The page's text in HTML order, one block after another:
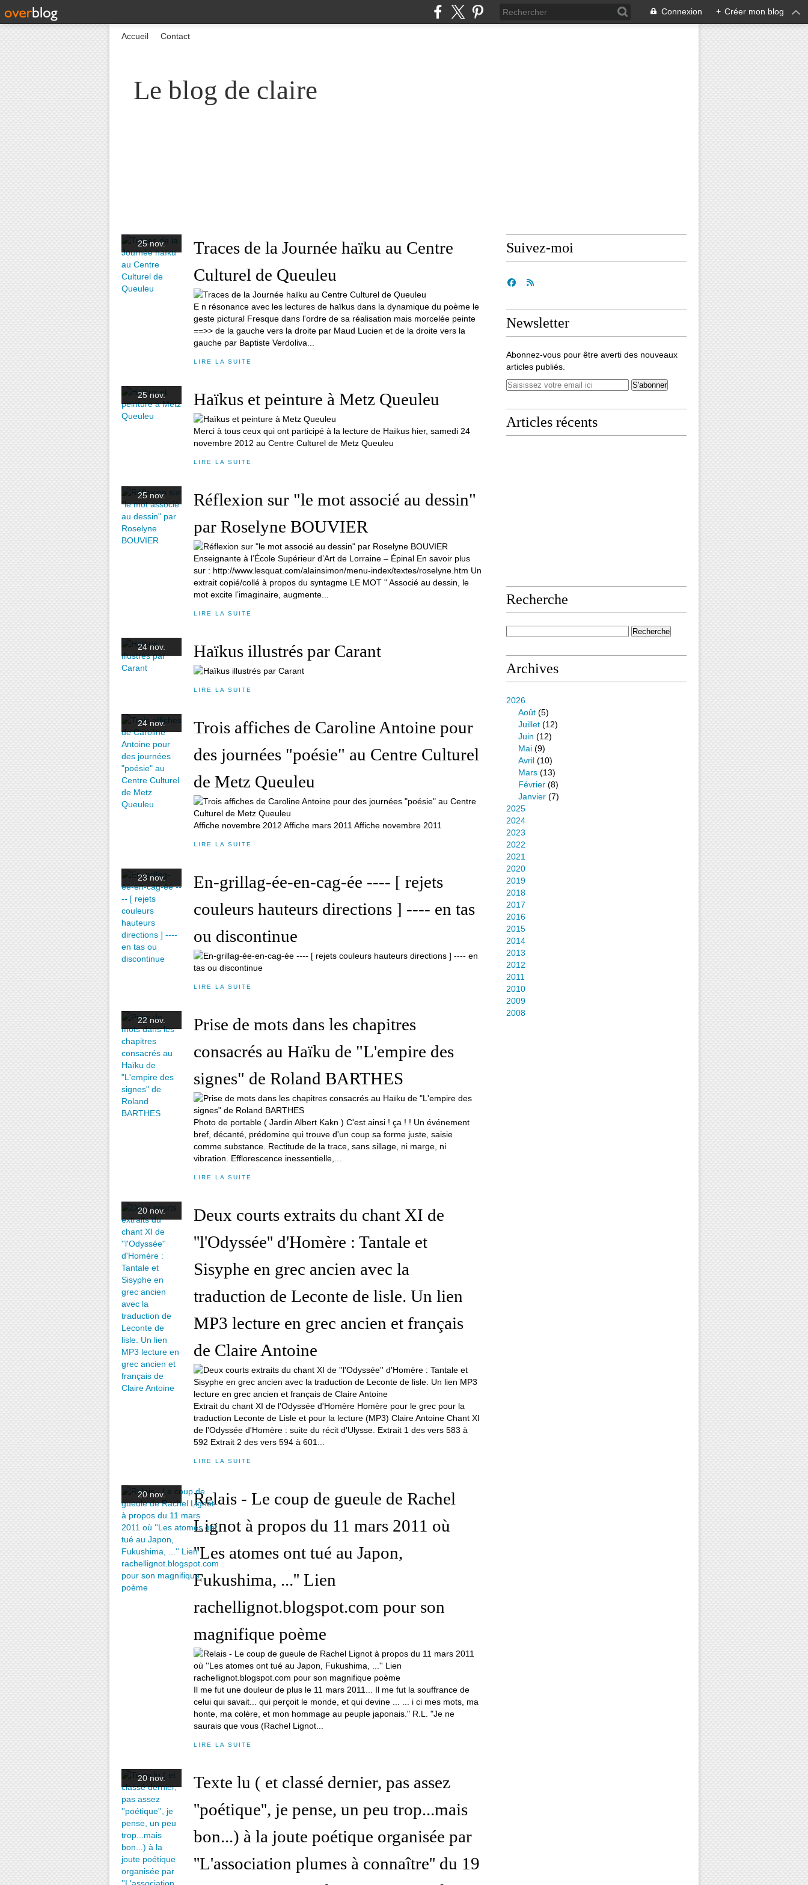
Connexion + Créer mon blog
Le blog de claire
Accueil Contact
25 nov.
Traces de la Journée haïku au Centre
Culturel de Queuleu
E n résonance avec les lectures de haïkus dans la dynamique du poème le
geste pictural Fresque dans l'ordre de sa réalisation mais morcelée peinte
==>> de la gauche vers la droite par Maud Lucien et de la droite vers la
gauche par Baptiste Verdoliva...
LIRE LA SUITE
25 nov. Haïkus et peinture à Metz Queuleu
Merci à tous ceux qui ont participé à la lecture de Haïkus hier, samedi 24
novembre 2012 au Centre Culturel de Metz Queuleu
LIRE LA SUITE
25 nov.
Réflexion sur "le mot associé au dessin"
par Roselyne BOUVIER
Enseignante à l’École Supérieur d’Art de Lorraine – Épinal En savoir plus
sur : http://www.lesquat.com/alainsimon/menu-index/textes/roselyne.htm Un
extrait copié/collé à propos du syntagme LE MOT " Associé au dessin, le
mot excite l’imaginaire, augmente...
LIRE LA SUITE
24 nov. Haïkus illustrés par Carant
LIRE LA SUITE
24 nov.
Trois affiches de Caroline Antoine pour
des journées "poésie" au Centre Culturel
de Metz Queuleu
Affiche novembre 2012 Affiche mars 2011 Affiche novembre 2011
LIRE LA SUITE
23 nov.
En-grillag-ée-en-cag-ée ---- [ rejets
couleurs hauteurs directions ] ---- en tas
ou discontinue
LIRE LA SUITE
22 nov.
Prise de mots dans les chapitres
consacrés au Haïku de "L'empire des
signes" de Roland BARTHES
Photo de portable ( Jardin Albert Kakn ) C'est ainsi ! ça ! ! Un événement
bref, décanté, prédomine qui trouve d'un coup sa forme juste, saisie
comme substance. Rectitude de la trace, sans sillage, ni marge, ni
vibration. Efflorescence inessentielle,...
LIRE LA SUITE
20 nov.
Deux courts extraits du chant XI de
''l'Odyssée'' d'Homère : Tantale et
Sisyphe en grec ancien avec la
traduction de Leconte de lisle. Un lien
MP3 lecture en grec ancien et français
de Claire Antoine
Extrait du chant XI de l'Odyssée d'Homère Homère pour le grec pour la
traduction Leconte de Lisle et pour la lecture (MP3) Claire Antoine Chant XI
de l'Odyssée d'Homère : suite du récit d'Ulysse. Extrait 1 des vers 583 à
592 Extrait 2 des vers 594 à 601...
LIRE LA SUITE
20 nov.
Relais - Le coup de gueule de Rachel
Lignot à propos du 11 mars 2011 où
''Les atomes ont tué au Japon,
Fukushima, ...'' Lien
rachellignot.blogspot.com pour son
magnifique poème
Il me fut une douleur de plus le 11 mars 2011... Il me fut la souffrance de
celui qui savait... qui perçoit le monde, et qui devine ... ... i ci mes mots, ma
honte, ma colère, et mon hommage au peuple japonais." R.L. "Je ne
saurais que vous (Rachel Lignot...
LIRE LA SUITE
20 nov.
Texte lu ( et classé dernier, pas assez
''poétique'', je pense, un peu trop...mais
bon...) à la joute poétique organisée par
''L'association plumes à connaître'' du 19
Suivez-moi
Newsletter
Abonnez-vous pour être averti des nouveaux
articles publiés.
Articles récents
Recherche
Archives
2026
Août (5)
Juillet (12)
Juin (12)
Mai (9)
Avril (10)
Mars (13)
Février (8)
Janvier (7)
2025
2024
2023
2022
2021
2020
2019
2018
2017
2016
2015
2014
2013
2012
2011
2010
2009
2008